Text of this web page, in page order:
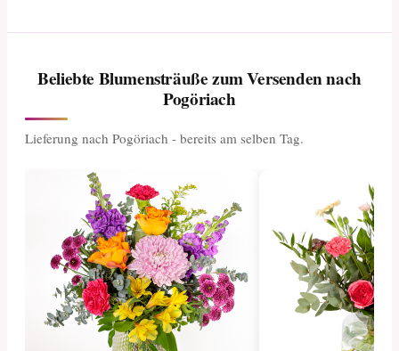
Beliebte Blumensträuße zum Versenden nach
Pogöriach
Lieferung nach Pogöriach - bereits am selben Tag.